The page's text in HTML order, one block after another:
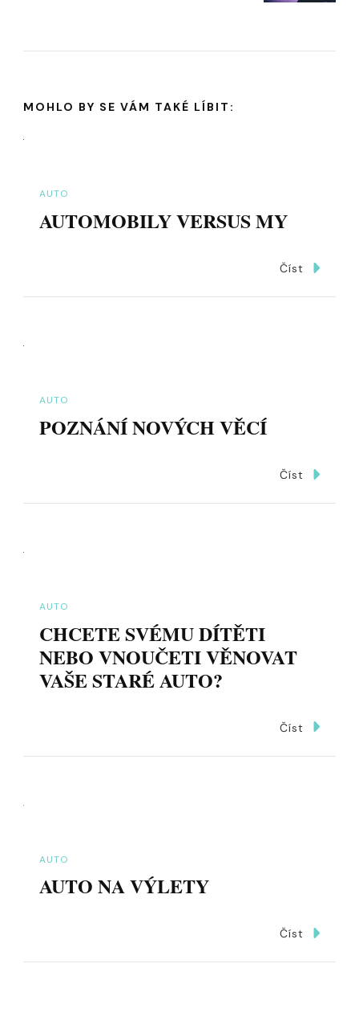
MOHLO BY SE VÁM TAKÉ LÍBIT:
AUTO
AUTOMOBILY VERSUS MY
Číst
AUTO
POZNÁNÍ NOVÝCH VĚCÍ
Číst
AUTO
CHCETE SVÉMU DÍTĚTI
NEBO VNOUČETI VĚNOVAT
VAŠE STARÉ AUTO?
Číst
AUTO
AUTO NA VÝLETY
Číst